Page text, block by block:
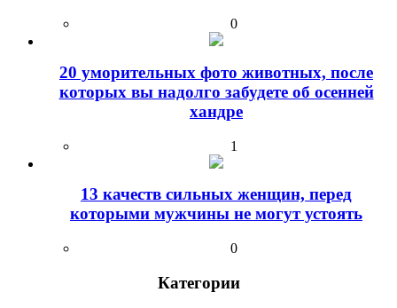
0
20 уморительных фото животных, после
которых вы надолго забудете об осенней
хандре
1
13 качеств сильных женщин, перед
которыми мужчины не могут устоять
0
Категории